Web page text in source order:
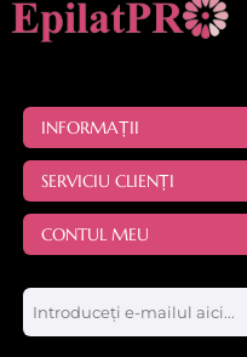
INFORMAȚII
SERVICIU CLIENȚI
CONTUL MEU